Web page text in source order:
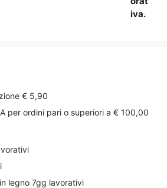
€ 5,90
per ordini pari o superiori a € 100,00
legno 7gg lavorativi